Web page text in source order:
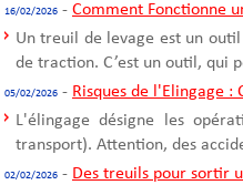
16/02/2026 - Comment Fonctionne
Un treuil de levage est un
de traction. C’est un outil, qui
05/02/2026 - Risques de l'Elingage :
L'élingage désigne les
transport). Attention, des
02/02/2026 - Des treuils pour sortir